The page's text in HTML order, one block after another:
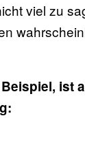
viel zu
ist